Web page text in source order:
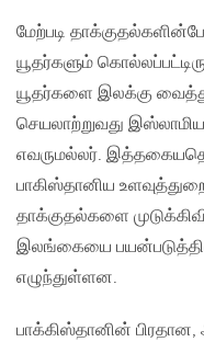
மேற்படி
யூதர்களும்
யூதர்களை இலக்கு
செயலாற்றுவது
எவருமல்லர்.
பாகிஸ்தானிய
தாக்குதல்களை
இலங்கையை
எழுந்துள்ளன.
பாக்கிஸ்தானின்